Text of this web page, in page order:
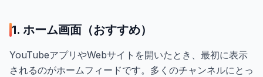
1. ホーム画面（おすすめ）
YouTubeアプリやWebサイトを開いたとき、最初に表示
されるのがホームフィードです。多くのチャンネルにとっ